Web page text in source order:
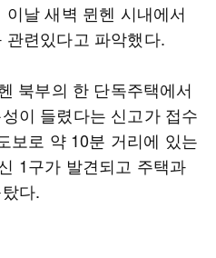
날 새벽 뮌헨 시내에서
관련있다고 파악했다.
북부의 한 단독주택에서
이 들렸다는 신고가 접수
보로 약 10분 거리에 있는
1구가 발견되고 주택과
다.